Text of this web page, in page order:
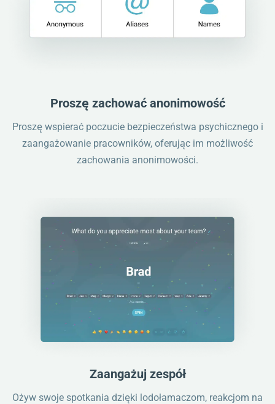
Proszę zachować anonimowość
Proszę wspierać poczucie bezpieczeństwa psychicznego i
zaangażowanie pracowników, oferując im możliwość
zachowania anonimowości.
Zaangażuj zespół
Ożyw swoje spotkania dzięki lodołamaczom, reakcjom na